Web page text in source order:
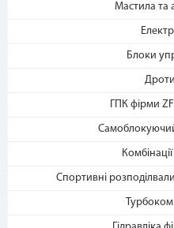
Мастила та
Блоки
ГПК фірми
Спортивні
3. Укажите количество
платежей и совершите
спишется первый